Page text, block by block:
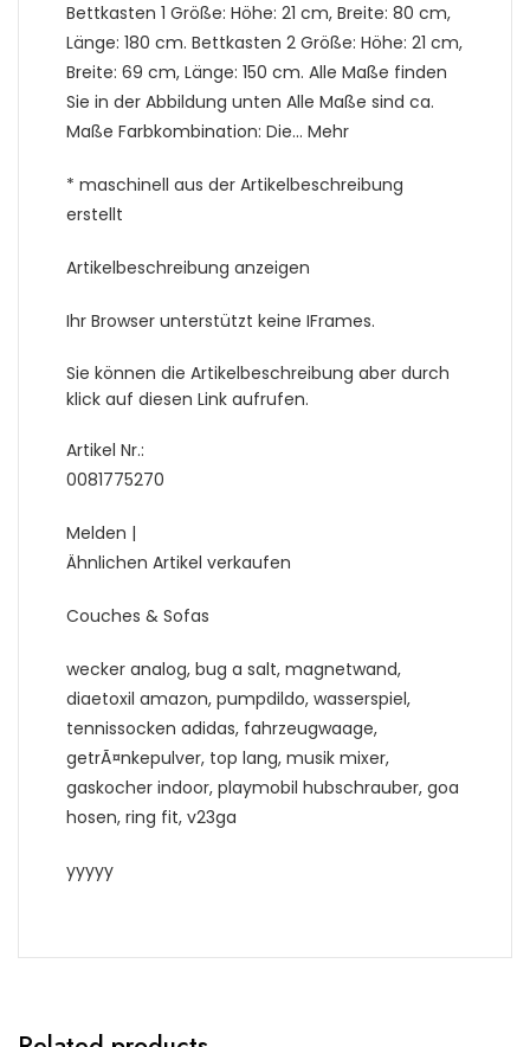
Bettkasten 1 Größe: Höhe: 21 cm, Breite: 80 cm,
Länge: 180 cm. Bettkasten 2 Größe: Höhe: 21 cm,
Breite: 69 cm, Länge: 150 cm. Alle Maße finden
Sie in der Abbildung unten Alle Maße sind ca.
Maße Farbkombination: Die… Mehr
* maschinell aus der Artikelbeschreibung
erstellt
Artikelbeschreibung anzeigen
Ihr Browser unterstützt keine IFrames.
Sie können die Artikelbeschreibung aber durch
klick auf diesen Link aufrufen.
Artikel Nr.:
0081775270
Melden |
Ähnlichen Artikel verkaufen
Couches & Sofas
wecker analog, bug a salt, magnetwand,
diaetoxil amazon, pumpdildo, wasserspiel,
tennissocken adidas, fahrzeugwaage,
getrÃ¤nkepulver, top lang, musik mixer,
gaskocher indoor, playmobil hubschrauber, goa
hosen, ring fit, v23ga
yyyyy